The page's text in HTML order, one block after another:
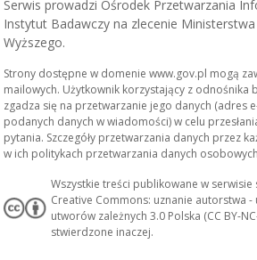
Serwis prowadzi Ośrodek Przetwarzania
Instytut Badawczy na zlecenie
Wyższego.
Strony dostępne w domenie www.gov.pl mogą
mailowych. Użytkownik korzystający z odnośnika
zgadza się na przetwarzanie jego danych (adres
podanych danych w wiadomości) w celu
pytania. Szczegóły przetwarzania danych przez
w ich politykach przetwarzania danych
Wszystkie treści publikowane w
Creative Commons: uznanie autorstwa
utworów zależnych 3.0 Polska (CC BY-
stwierdzone inaczej.